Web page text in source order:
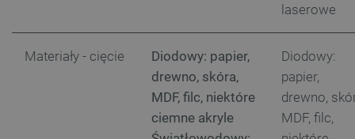
laserowe
Materiały - cięcie
Diodowy: papier,
drewno, skóra,
MDF, filc, niektóre
ciemne akryle
Diodowy:
papier,
drewno,
MDF, filc,